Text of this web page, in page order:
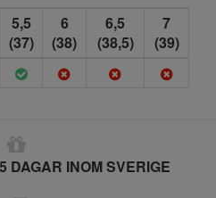
5,5
(37)
6
(38)
6,5
(38,5)
7
(39)
DAGAR INOM SVERIGE